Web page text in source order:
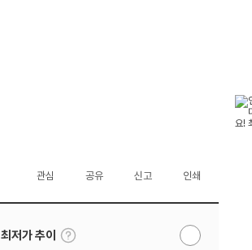
관심 공유 신고 인쇄
최저가 추이
툴
팁
알